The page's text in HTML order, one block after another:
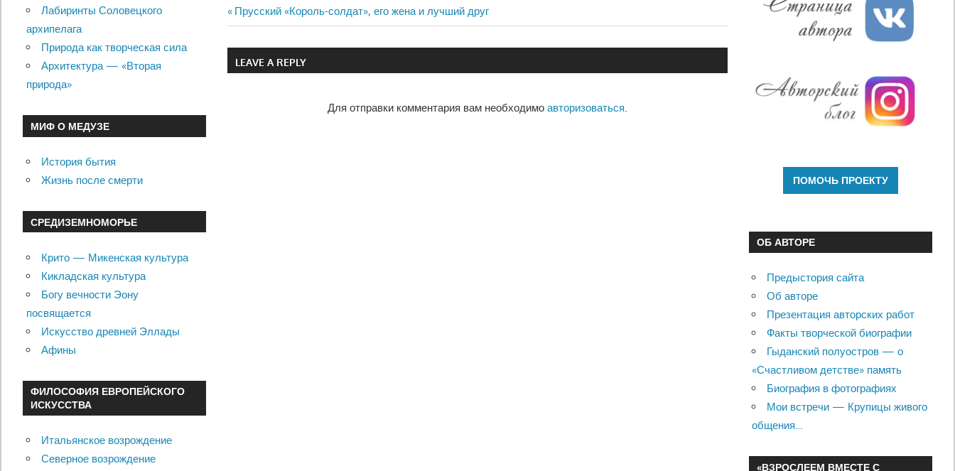
Навигация
по
Previous
Post:
Прусский «Король-солдат», его жена и лучший друг
LEAVE A REPLY
Для отправки комментария вам необходимо авторизоваться.
Лабиринты Соловецкого
архипелага
Природа как творческая сила
Архитектура — «Вторая
природа»
МИФ О МЕДУЗЕ
История бытия
Жизнь после смерти
СРЕДИЗЕМНОМОРЬЕ
Крито — Микенская культура
Кикладская культура
Богу вечности Эону
посвящается
Искусство древней Эллады
Афины
ФИЛОСОФИЯ ЕВРОПЕЙСКОГО
ИСКУССТВА
Итальянское возрождение
Северное возрождение
ОБ АВТОРЕ
Предыстория сайта
Об авторе
Презентация авторских работ
Факты творческой биографии
Гыданский полуостров — о
«Счастливом детстве» память
Биография в фотографиях
Мои встречи — Крупицы живого
общения…
«ВЗРОСЛЕЕМ ВМЕСТЕ С